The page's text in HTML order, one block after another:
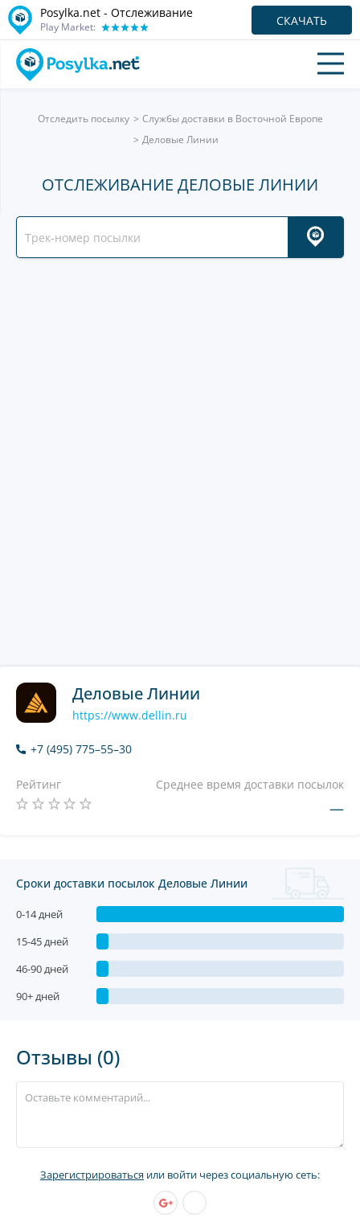
Posylka.net - Отслеживание
Play Market: СКАЧАТЬ
Отследить посылку
Службы доставки в Восточной Европе
Деловые Линии
ОТСЛЕЖИВАНИЕ ДЕЛОВЫЕ ЛИНИИ
Деловые Линии
https://www.dellin.ru
+7 (495) 775–55–30
Рейтинг Среднее время доставки посылок
—
Сроки доставки посылок Деловые Линии
0-14 дней
15-45 дней
46-90 дней
90+ дней
Отзывы (0)
Зарегистрироваться или войти через социальную сеть: